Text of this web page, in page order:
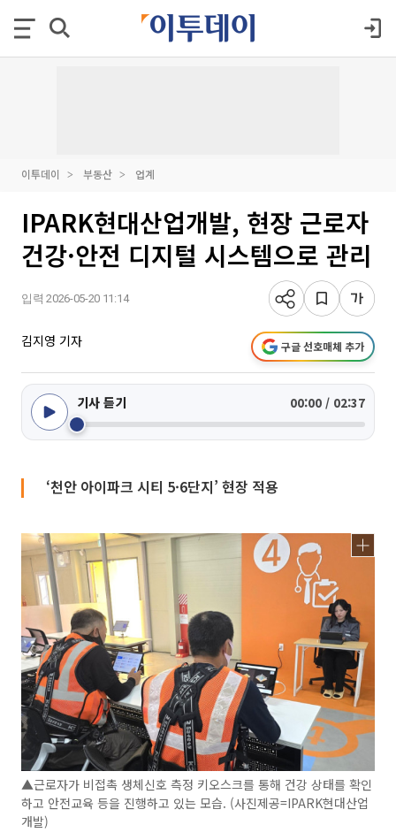
이투데이 부동산 업계
IPARK현대산업개발, 현장 근로자
건강·안전 디지털 시스템으로 관리
입력 2026-05-20 11:14
김지영 기자 구글 선호매체 추가
기사 듣기 00:00 / 02:37
‘천안 아이파크 시티 5·6단지’ 현장 적용
▲근로자가 비접촉 생체신호 측정 키오스크를 통해 건강 상태를 확인
하고 안전교육 등을 진행하고 있는 모습. (사진제공=IPARK현대산업
개발)